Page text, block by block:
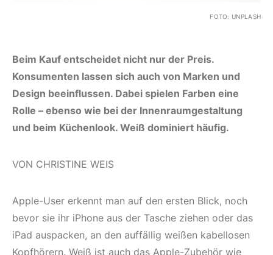
FOTO: UNPLASH
Beim Kauf entscheidet nicht nur der Preis.
Konsumenten lassen sich auch von Marken und
Design beeinflussen. Dabei spielen Farben eine
Rolle – ebenso wie bei der Innenraumgestaltung
und beim Küchenlook. Weiß dominiert häufig.
VON CHRISTINE WEIS
Apple-User erkennt man auf den ersten Blick, noch
bevor sie ihr iPhone aus der Tasche ziehen oder das
iPad auspacken, an den auffällig weißen kabellosen
Kopfhörern. Weiß ist auch das Apple-Zubehör wie